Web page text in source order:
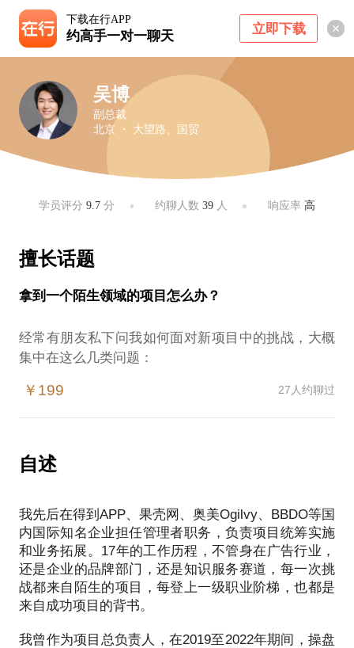
下载在行APP
约高手一对一聊天 立即下载
吴博
副总裁
北京 ・ 大望路、国贸
学员评分9.7 分 约聊人数 39人 响应率 高
擅长话题
拿到一个陌生领域的项目怎么办？
经常有朋友私下问我如何面对新项目中的挑战，大概
集中在这么几类问题：
1. 遇到自己不熟悉领域的项目，该如何着手？
怎么办？
关系，提升项目成功率？
如果你在推进项目的过程中也遇到了类似问题，我希
望可以将我积累的经验分享给你。我可以为你提供以
下价值：
1. 拿到一个复杂项目，如何开始第一步工作？
￥199 27人约聊过
自述
我先后在得到APP、果壳网、奥美Ogilvy、BBDO等国
内国际知名企业担任管理者职务，负责项目统筹实施
和业务拓展。17年的工作历程，不管身在广告行业，
还是企业的品牌部门，还是知识服务赛道，每一次挑
战都来自陌生的项目，每登上一级职业阶梯，也都是
来自成功项目的背书。
我曾作为项目总负责人，在2019至2022年期间，操盘